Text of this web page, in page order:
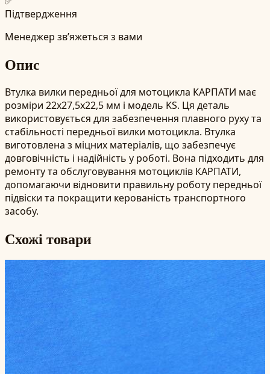
Підтвердження
Менеджер зв’яжеться з вами
Опис
Втулка вилки передньої для мотоцикла КАРПАТИ має
розміри 22x27,5x22,5 мм і модель KS. Ця деталь
використовується для забезпечення плавного руху та
стабільності передньої вилки мотоцикла. Втулка
виготовлена з міцних матеріалів, що забезпечує
довговічність і надійність у роботі. Вона підходить для
ремонту та обслуговування мотоциклів КАРПАТИ,
допомагаючи відновити правильну роботу передньої
підвіски та покращити керованість транспортного
засобу.
Схожі товари